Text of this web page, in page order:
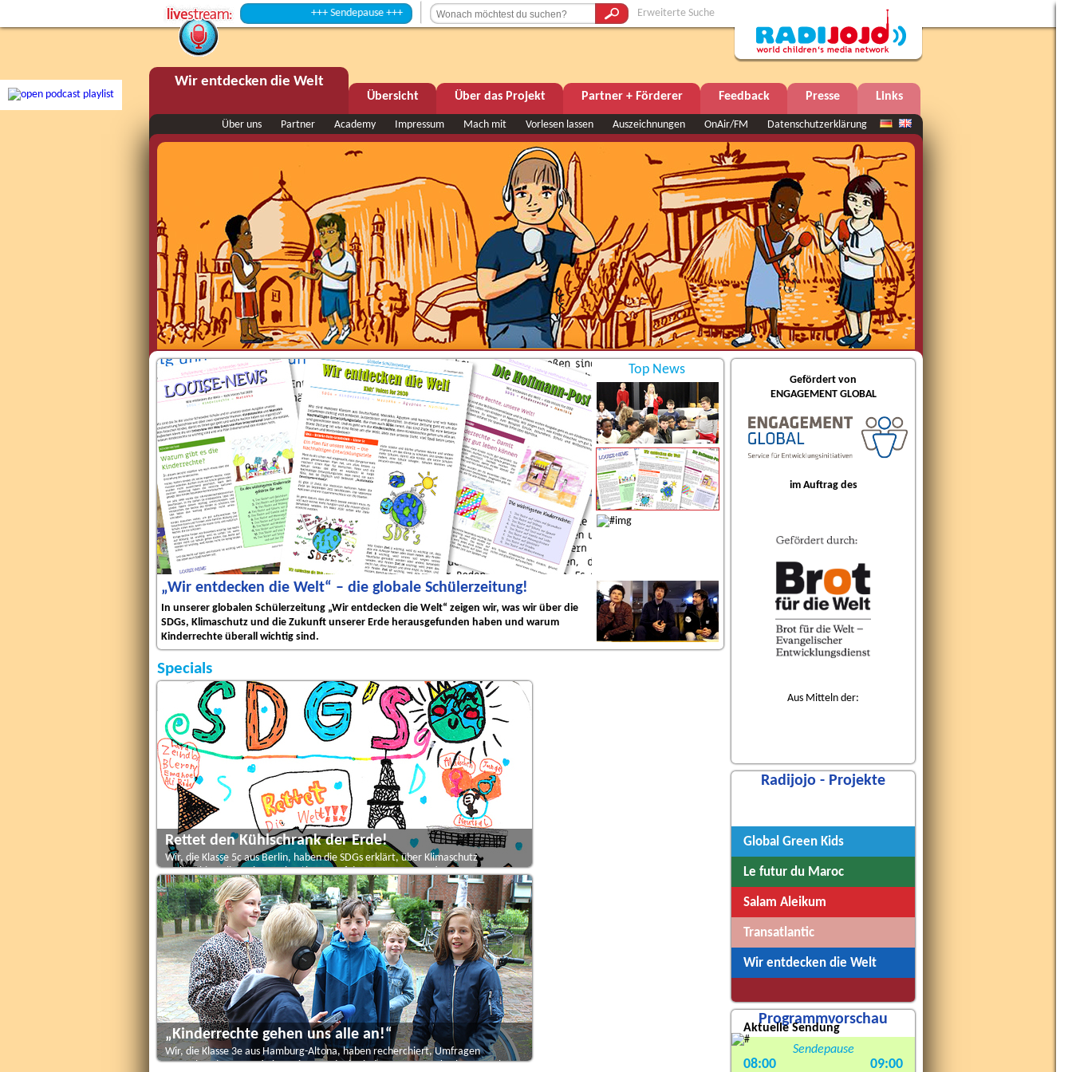
+++ Sendepause +++ Erweiterte Suche
Wir entdecken die Welt
Übersicht Über das Projekt Partner + Förderer Feedback Presse Links
Über uns Partner Academy Impressum Mach mit Vorlesen lassen Auszeichnungen OnAir/FM Datenschutzerklärung
„Wir entdecken die Welt“ – die globale Schülerzeitung!
In unserer globalen Schülerzeitung „Wir entdecken die Welt“ zeigen wir, was wir über die
SDGs, Klimaschutz und die Zukunft unserer Erde herausgefunden haben und warum
Kinderrechte überall wichtig sind.
Unsere Rechte, unsere Welt!
Wir sind die Willkommensklasse der Ludwig-Hofmann-Grundschule in Berlin. Wir haben
Umfragen gemacht, Berichte aufgenommen und unsere erste eigene Radiosendung
produziert.
Top News
Specials
Rettet den Kühlschrank der Erde!
Wir, die Klasse 5c aus Berlin, haben die SDGs erklärt, über Klimaschutz
recherchiert, live mit Forscher*innen auf der Neumayer-Station III g...
„Kinderrechte gehen uns alle an!“
Wir, die Klasse 3e aus Hamburg-Altona, haben recherchiert, Umfragen
gemacht, eine Expertin interviewt und mit Kindern aus Marrakech gesproch...
Gefördert von
ENGAGEMENT GLOBAL
im Auftrag des
Aus Mitteln der:
Radijojo - Projekte
Global Green Kids
Le futur du Maroc
Salam Aleikum
Transatlantic
Wir entdecken die Welt
Programmvorschau
Aktuelle Sendung
Sendepause
08:00 09:00